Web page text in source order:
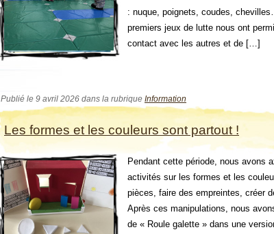
: nuque, poignets, coudes,
premiers jeux de lutte nous ont
contact avec les autres et de […]
Publié le 9 avril 2026 dans la rubrique Information
Les formes et les couleurs sont partout !
Pendant cette période, nous avons
activités sur les formes et les
pièces, faire des empreintes, créer
Après ces manipulations, nous
de « Roule galette » dans une